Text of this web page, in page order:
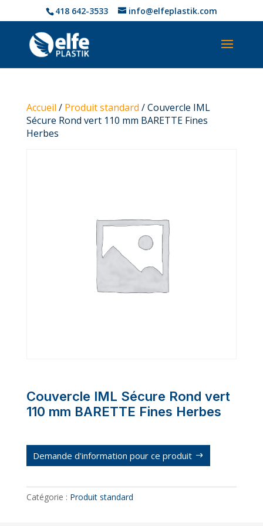
418 642-3533 info@elfeplastik.com
Accueil / Produit standard / Couvercle IML
Sécure Rond vert 110 mm BARETTE Fines
Herbes
Couvercle IML Sécure Rond vert
110 mm BARETTE Fines Herbes
Demande d'information pour ce produit
Catégorie : Produit standard